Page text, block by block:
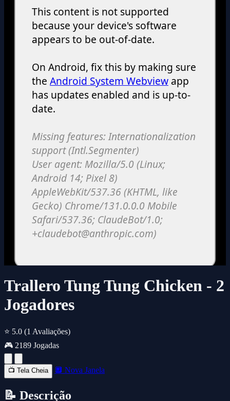
Trallero Tung Tung Chicken - 2
Jogadores
⭐ 5.0 (1 Avaliações)
🎮 2189 Jogadas
📺 Tela Cheia 🔲 Nova Janela
📝 Descrição